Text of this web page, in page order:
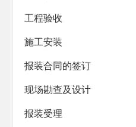
工程验收
施工安装
报装合同的签订
现场勘查及设计
报装受理